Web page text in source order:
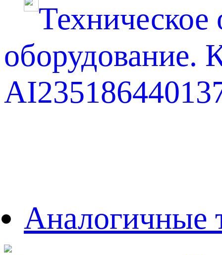
оборудование.
Аналогичные